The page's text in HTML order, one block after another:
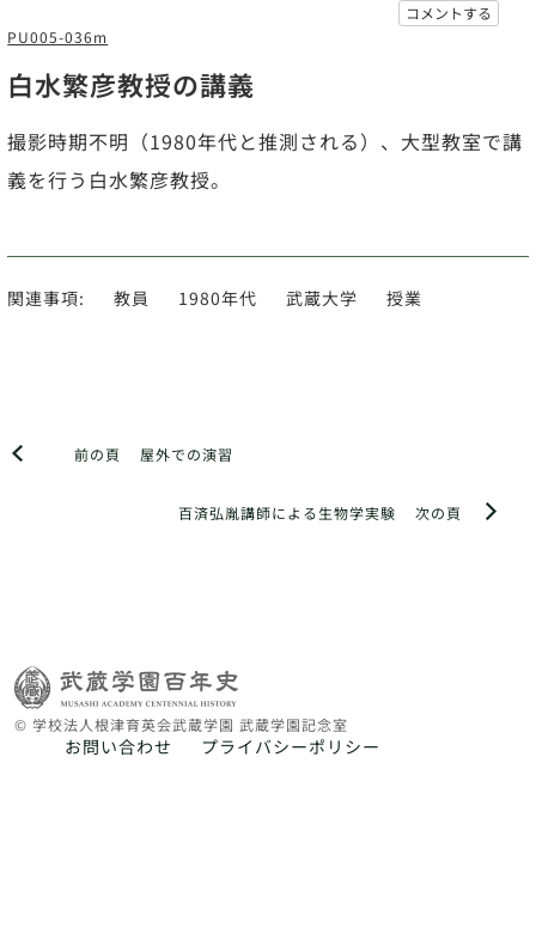
コメントする
PU005-036m
白水繁彦教授の講義
撮影時期不明（1980年代と推測される）、大型教室で講
義を行う白水繁彦教授。
関連事項: 教員 1980年代 武蔵大学 授業
前の頁 屋外での演習
次の頁
百済弘胤講師による生物学実験
© 学校法人根津育英会武蔵学園 武蔵学園記念室
お問い合わせ プライバシーポリシー